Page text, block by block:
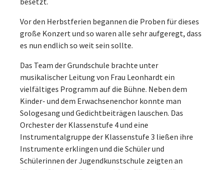
Vor den Herbstferien begannen die Proben für dieses
große Konzert und so waren alle sehr aufgeregt, dass
es nun endlich so weit sein sollte.
Das Team der Grundschule brachte unter
musikalischer Leitung von Frau Leonhardt ein
vielfältiges Programm auf die Bühne. Neben dem
Kinder- und dem Erwachsenenchor konnte man
Sologesang und Gedichtbeiträgen lauschen. Das
Orchester der Klassenstufe 4 und eine
Instrumentalgruppe der Klassenstufe 3 ließen ihre
Instrumente erklingen und die Schüler und
Schülerinnen der Jugendkunstschule zeigten an